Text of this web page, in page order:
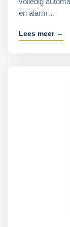
volledig
en alarm…
Lees meer →